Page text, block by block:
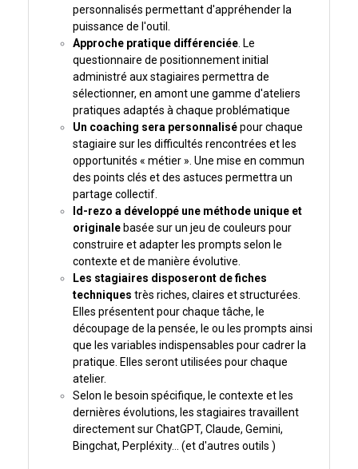
personnalisés permettant d'appréhender la
puissance de l'outil.
Approche pratique différenciée . Le
questionnaire de positionnement initial
administré aux stagiaires permettra de
sélectionner, en amont une gamme d'ateliers
pratiques adaptés à chaque problématique
Un coaching sera personnalisépour chaque
stagiaire sur les difficultés rencontrées et les
opportunités « métier ». Une mise en commun
des points clés et des astuces permettra un
partage collectif.
Id-rezo a développé une méthode unique et
originale basée sur un jeu de couleurs pour
construire et adapter les prompts selon le
contexte et de manière évolutive.
Les stagiaires disposeront de fiches
techniques très riches, claires et structurées.
Elles présentent pour chaque tâche, le
découpage de la pensée, le ou les prompts ainsi
que les variables indispensables pour cadrer la
pratique. Elles seront utilisées pour chaque
atelier.
Selon le besoin spécifique, le contexte et les
dernières évolutions, les stagiaires travaillent
directement sur ChatGPT, Claude, Gemini,
Bingchat, Perpléxity… (et d'autres outils )